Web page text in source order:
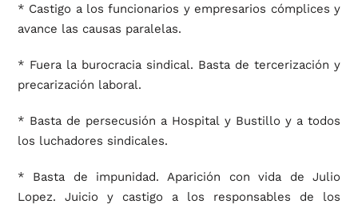
* Castigo a los funcionarios y empresarios cómplices y
avance las causas paralelas.
* Fuera la burocracia sindical. Basta de tercerización y
precarización laboral.
* Basta de persecusión a Hospital y Bustillo y a todos
los luchadores sindicales.
* Basta de impunidad. Aparición con vida de Julio
Lopez. Juicio y castigo a los responsables de los